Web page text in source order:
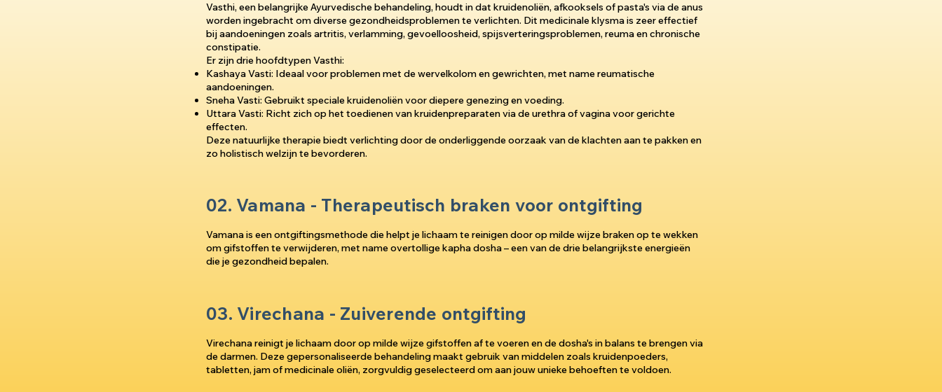
Vasthi, een belangrijke Ayurvedische behandeling, houdt in dat kruidenoliën, afkooksels of pasta's via de anus
worden ingebracht om diverse gezondheidsproblemen te verlichten. Dit medicinale klysma is zeer effectief
bij aandoeningen zoals artritis, verlamming, gevoelloosheid, spijsverteringsproblemen, reuma en chronische
constipatie.
Er zijn drie hoofdtypen Vasthi:
Kashaya Vasti: Ideaal voor problemen met de wervelkolom en gewrichten, met name reumatische
aandoeningen.
Sneha Vasti: Gebruikt speciale kruidenoliën voor diepere genezing en voeding.
Uttara Vasti: Richt zich op het toedienen van kruidenpreparaten via de urethra of vagina voor gerichte
effecten.
Deze natuurlijke therapie biedt verlichting door de onderliggende oorzaak van de klachten aan te pakken en
zo holistisch welzijn te bevorderen.
02. Vamana - Therapeutisch braken voor ontgifting
Vamana is een ontgiftingsmethode die helpt je lichaam te reinigen door op milde wijze braken op te wekken
om gifstoffen te verwijderen, met name overtollige kapha dosha – een van de drie belangrijkste energieën
die je gezondheid bepalen.
03. Virechana - Zuiverende ontgifting
Virechana reinigt je lichaam door op milde wijze gifstoffen af te voeren en de dosha's in balans te brengen via
de darmen. Deze gepersonaliseerde behandeling maakt gebruik van middelen zoals kruidenpoeders,
tabletten, jam of medicinale oliën, zorgvuldig geselecteerd om aan jouw unieke behoeften te voldoen.